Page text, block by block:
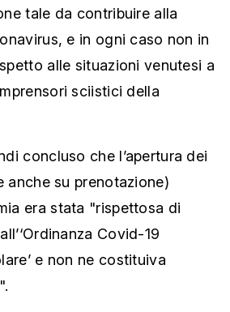
tale da contribuire alla
e in ogni caso non in
alle situazioni venutesi a
sciistici della
concluso che l’apertura dei
anche su prenotazione)
era stata "rispettosa di
Covid-19
e non ne costituiva